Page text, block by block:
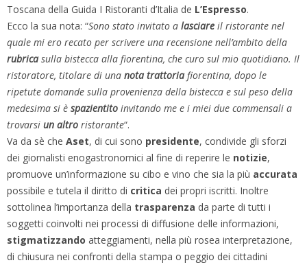
Toscana della Guida I Ristoranti d’Italia de L’Espresso.
Ecco la sua nota: “Sono stato invitato a lasciare il ristorante nel
quale mi ero recato per scrivere una recensione nell’ambito della
rubrica sulla bistecca alla fiorentina, che curo sul mio quotidiano. Il
ristoratore, titolare di una nota trattoria fiorentina, dopo le
ripetute domande sulla provenienza della bistecca e sul peso della
medesima si è spazientito invitando me e i miei due commensali a
trovarsi un altro ristorante“.
Va da sè che Aset, di cui sono presidente, condivide gli sforzi
dei giornalisti enogastronomici al fine di reperire le notizie,
promuove un’informazione su cibo e vino che sia la più accurata
possibile e tutela il diritto di critica dei propri iscritti. Inoltre
sottolinea l’importanza della trasparenza da parte di tutti i
soggetti coinvolti nei processi di diffusione delle informazioni,
stigmatizzando atteggiamenti, nella più rosea interpretazione,
di chiusura nei confronti della stampa o peggio dei cittadini